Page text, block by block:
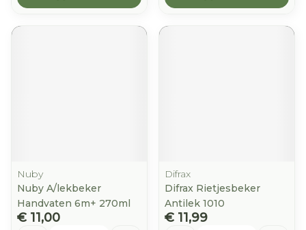
Nuby
Nuby A/lekbeker
Handvaten 6m+ 270ml
€ 11,00
Difrax
Difrax Rietjesbeker
Antilek 1010
€ 11,99